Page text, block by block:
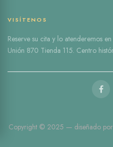
VISÍTENOS
Reserve su cita y lo atenderemos
Unión 870 Tienda 115. Centro
Copyright © 2025 — diseñado por